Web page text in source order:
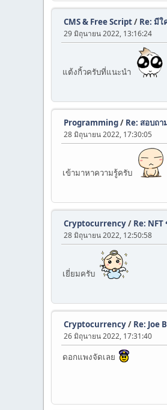
CMS & Free Script/ Re: มี
29 มิถุนายน 2022, 13:16:24
แต้งกิ้วครับที่แนะนำ
Programming/ Re: สอบถ
28 มิถุนายน 2022, 17:30:05
เข้ามาหาความรู้ครับ
Cryptocurrency/ Re:
28 มิถุนายน 2022, 12:50:58
เยี่ยมครับ
Cryptocurrency/ Re: Joe
26 มิถุนายน 2022, 17:31:40
ดอกแพงจัดเลย